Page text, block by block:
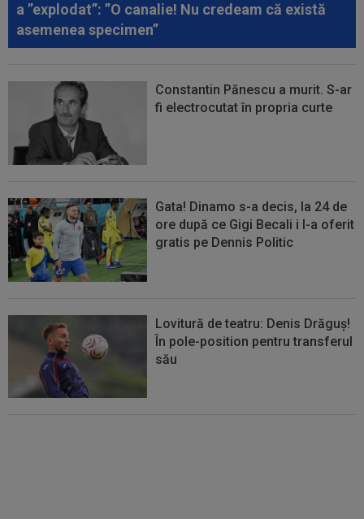
a ”explodat”: ”O canalie! Nu credeam că există
asemenea specimen”
Constantin Pănescu a murit. S-ar
fi electrocutat în propria curte
Gata! Dinamo s-a decis, la 24 de
ore după ce Gigi Becali i l-a oferit
gratis pe Dennis Politic
Lovitură de teatru: Denis Drăguș!
În pole-position pentru transferul
său